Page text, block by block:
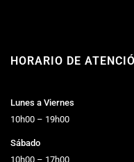
HORARIO DE
Lunes a Viernes
10h00 – 19h00
Sábado
10h00 – 17h00